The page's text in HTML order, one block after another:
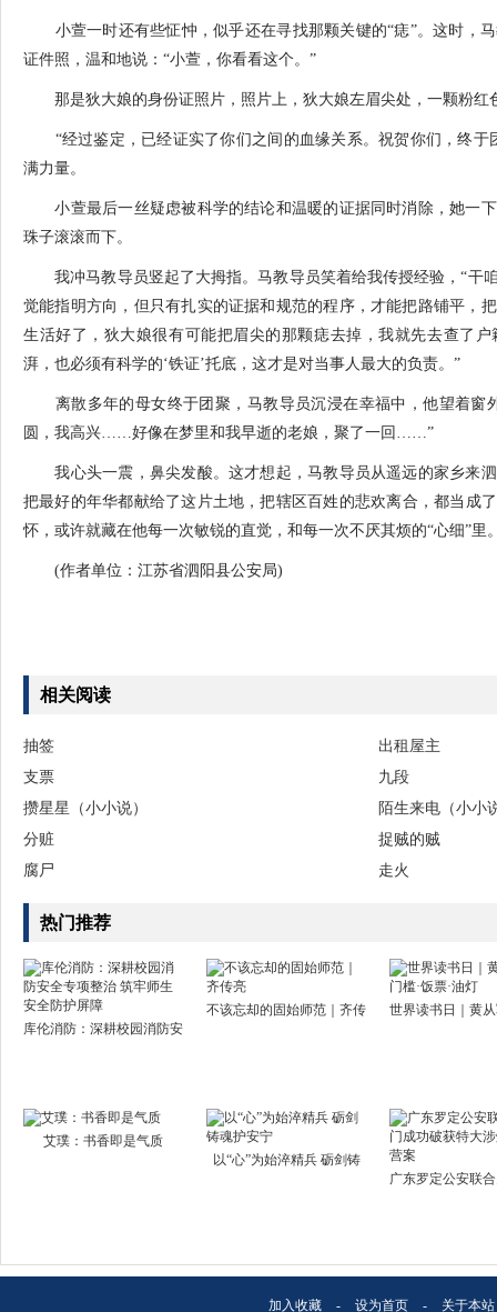
小萱一时还有些怔忡，似乎还在寻找那颗关键的“痣”。这时，
证件照，温和地说：“小萱，你看看这个。”
那是狄大娘的身份证照片，照片上，狄大娘左眉尖处，一颗粉红
“经过鉴定，已经证实了你们之间的血缘关系。祝贺你们，终于
满力量。
小萱最后一丝疑虑被科学的结论和温暖的证据同时消除，她一下
珠子滚滚而下。
我冲马教导员竖起了大拇指。马教导员笑着给我传授经验，“干
觉能指明方向，但只有扎实的证据和规范的程序，才能把路铺平，
生活好了，狄大娘很有可能把眉尖的那颗痣去掉，我就先去查了
湃，也必须有科学的‘铁证’托底，这才是对当事人最大的负责。”
离散多年的母女终于团聚，马教导员沉浸在幸福中，他望着窗
圆，我高兴……好像在梦里和我早逝的老娘，聚了一回……”
我心头一震，鼻尖发酸。这才想起，马教导员从遥远的家乡来泗
把最好的年华都献给了这片土地，把辖区百姓的悲欢离合，都当
怀，或许就藏在他每一次敏锐的直觉，和每一次不厌其烦的“心细”里
(作者单位：江苏省泗阳县公安局)
相关阅读
抽签
出租屋主
支票
九段
攒星星（小小说）
陌生来电（小小
分赃
捉贼的贼
腐尸
走火
热门推荐
库伦消防：深耕校园消防安
不该忘却的固始师范｜齐传 世界读书日｜黄
艾璞：书香即是气质
以“心”为始淬精兵 砺剑铸
广东罗定公安联
加入收藏 - 设为首页 - 关于本站